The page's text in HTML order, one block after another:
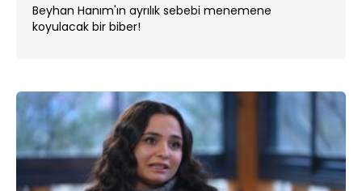
Beyhan Hanım'ın ayrılık sebebi menemene
koyulacak bir biber!